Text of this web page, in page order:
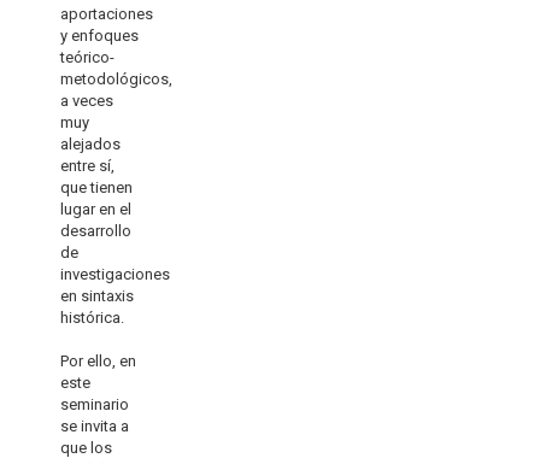
aportaciones
y enfoques
teórico-
metodológicos,
a veces
muy
alejados
entre sí,
que tienen
lugar en el
desarrollo
de
investigaciones
en sintaxis
histórica.
Por ello, en
este
seminario
se invita a
que los